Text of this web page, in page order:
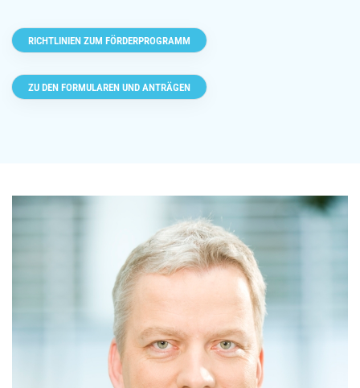
RICHTLINIEN ZUM FÖRDERPROGRAMM
ZU DEN FORMULAREN UND ANTRÄGEN